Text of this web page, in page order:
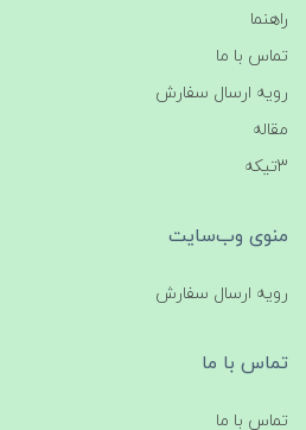
راهنما
تماس با ما
رویه ارسال سفارش
مقاله
3تیکه
منوی وب‌سایت
رویه ارسال سفارش
تماس با ما
تماس با ما